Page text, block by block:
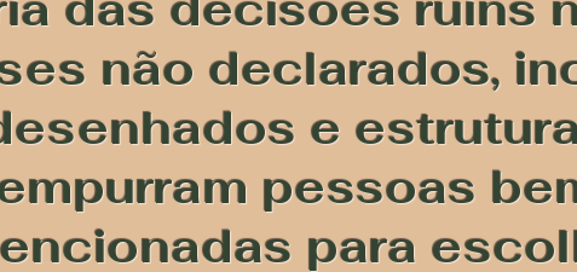
não declarados,
e
pessoas
para